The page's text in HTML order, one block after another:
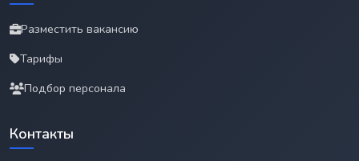
Разместить вакансию
Тарифы
Подбор персонала
Контакты